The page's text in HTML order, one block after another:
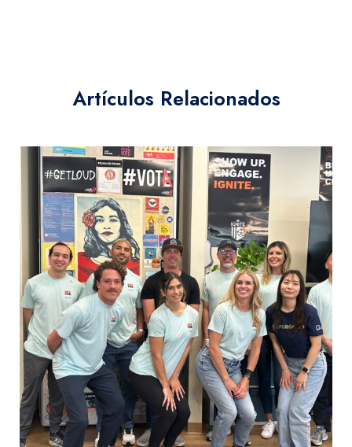
Artículos Relacionados